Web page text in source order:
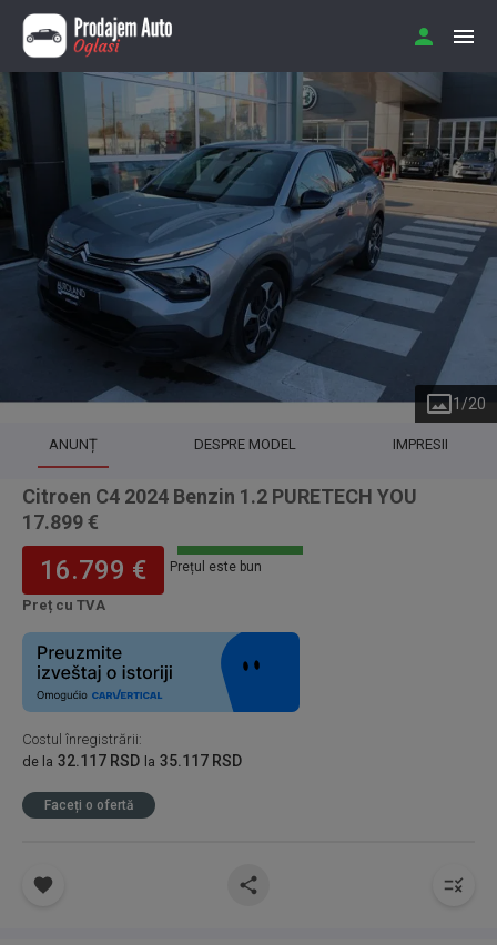
1/20
ANUNȚ DESPRE MODEL IMPRESII
Citroen C4 2024 Benzin 1.2 PURETECH YOU
17.899 €
16.799 €
Preț cu TVA
Prețul este bun
Costul înregistrării:
de la 32.117 RSD la 35.117 RSD
Faceți o ofertă